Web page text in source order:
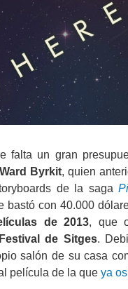
un gran
Byrkit, quien
de la saga
bastó con 40.000
de 2013, que
de Sitges.
salón de su casa
película de la que ya